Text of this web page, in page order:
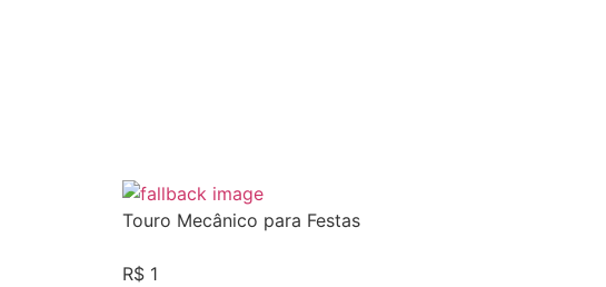
Touro Mecânico para Festas
R$ 1